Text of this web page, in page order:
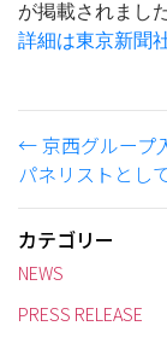
が掲載されました
詳細は東京新聞
←京西グループ
パネリストとし
カテゴリー
NEWS
PRESS RELEASE